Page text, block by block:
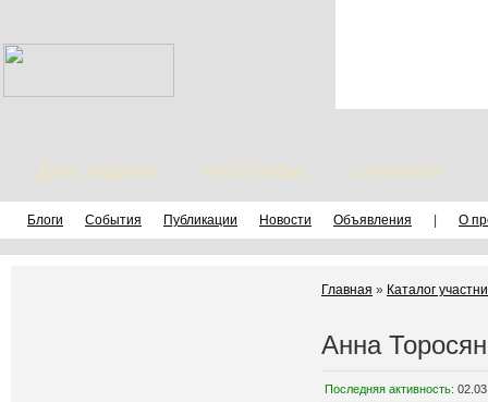
Дети модели Фотографы Стилисты
Блоги События Публикации Новости Объявления О
Главная » Каталог
Анна Торосян
Последняя активность: